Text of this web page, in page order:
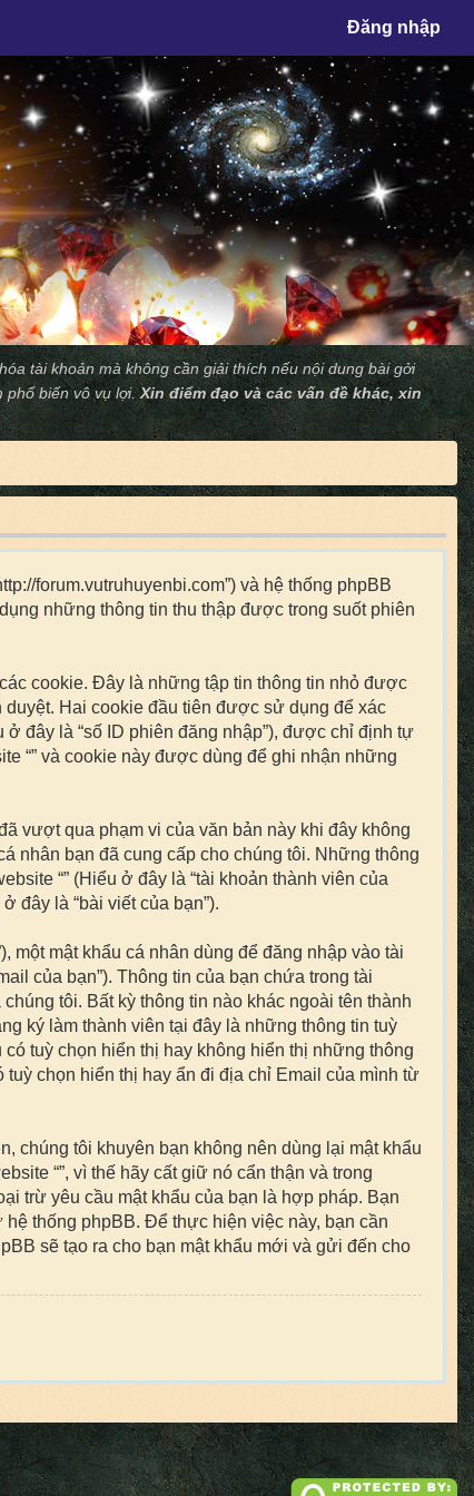
Đăng nhập
×
tài khoản mà không cần giải thích nếu nội dung bài gởi
phổ biến vô vụ lợi.Xin điểm đạo và các vấn đề khác, xin
forum.vutruhuyenbi.com”) và hệ thống phpBB
dụng những thông tin thu thập được trong suốt phiên
cookie. Đây là những tập tin thông tin nhỏ được
Hai cookie đầu tiên được sử dụng để xác
đây là “số ID phiên đăng nhập”), được chỉ định tự
“” và cookie này được dùng để ghi nhận những
vượt qua phạm vi của văn bản này khi đây không
nhân bạn đã cung cấp cho chúng tôi. Những thông
“” (Hiểu ở đây là “tài khoản thành viên của
đây là “bài viết của bạn”).
một mật khẩu cá nhân dùng để đăng nhập vào tài
của bạn”). Thông tin của bạn chứa trong tài
tôi. Bất kỳ thông tin nào khác ngoài tên thành
ký làm thành viên tại đây là những thông tin tuỳ
tuỳ chọn hiển thị hay không hiển thị những thông
chọn hiển thị hay ẩn đi địa chỉ Email của mình từ
chúng tôi khuyên bạn không nên dùng lại mật khẩu
“”, vì thế hãy cất giữ nó cẩn thận và trong
trừ yêu cầu mật khẩu của bạn là hợp pháp. Bạn
thống phpBB. Để thực hiện việc này, bạn cần
sẽ tạo ra cho bạn mật khẩu mới và gửi đến cho